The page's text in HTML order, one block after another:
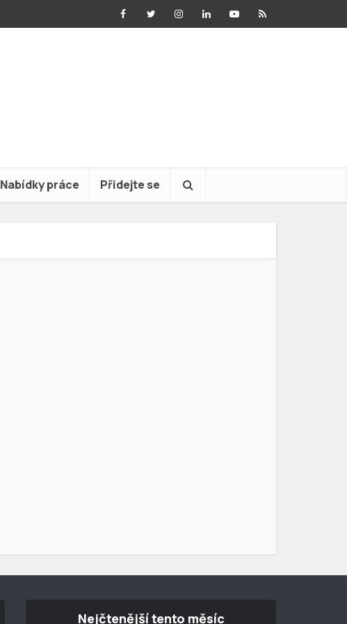
Nabídky práce Přidejte se
Nejčtenější tento měsíc